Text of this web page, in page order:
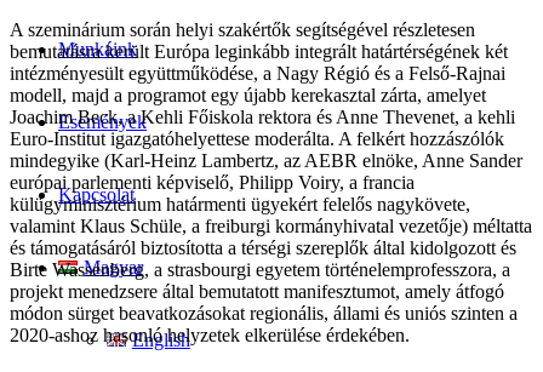
Munkáink
Események
Kapcsolat
Magyar
English
A szeminárium során helyi szakértők segítségével részletesen
bemutatásra került Európa leginkább integrált határtérségének két
intézményesült együttműködése, a Nagy Régió és a Felső-Rajnai
modell, majd a programot egy újabb kerekasztal zárta, amelyet
Joachim Beck, a Kehli Főiskola rektora és Anne Thevenet, a kehli
Euro-Institut igazgatóhelyettese moderálta. A felkért hozzászólók
mindegyike (Karl-Heinz Lambertz, az AEBR elnöke, Anne Sander
európai parlementi képviselő, Philipp Voiry, a francia
külügyminisztérium határmenti ügyekért felelős nagykövete,
valamint Klaus Schüle, a freiburgi kormányhivatal vezetője) méltatta
és támogatásáról biztosította a térségi szereplők által kidolgozott és
Birte Wassenberg, a strasbourgi egyetem történelemprofesszora, a
projekt menedzsere által bemutatott manifesztumot, amely átfogó
módon sürget beavatkozásokat regionális, állami és uniós szinten a
2020-ashoz hasonló helyzetek elkerülése érdekében.